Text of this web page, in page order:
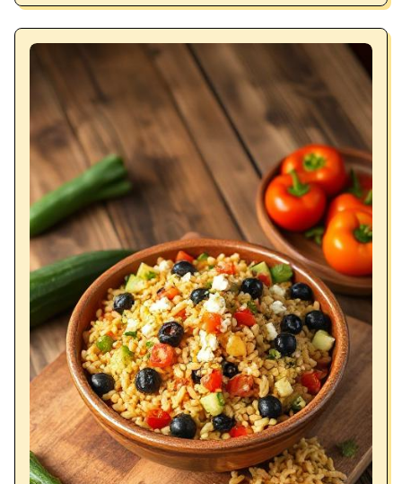
echte Vanille, rein pflanzlich gebunden für
einen samtigen Schmelz ohne tierische
Gelatine.